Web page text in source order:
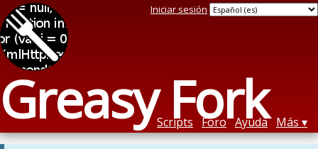
Greasy Fork
Iniciar sesión
Scripts Foro Ayuda Más